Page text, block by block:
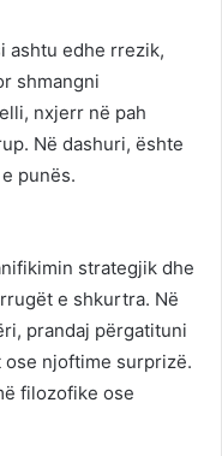
ashtu edhe rrezik,
shmangni
nxjerr në pah
Në dashuri, ështe
punës.
strategjik dhe
e shkurtra. Në
prandaj përgatituni
njoftime surprizë.
filozofike ose